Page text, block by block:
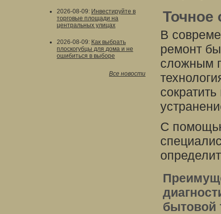
2026-08-09: Инвестируйте в
торговые площади на
центральных улицах
2026-08-09: Как выбрать
плоскогубцы для дома и не
ошибиться в выборе
Все новости
Точное
В
ремонт
сложным
С
бытовой